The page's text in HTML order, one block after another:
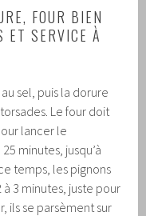
FOUR BIEN
ET SERVICE À
sel, puis la dorure
Le four doit
lancer le
minutes, jusqu’à
temps, les pignons
3 minutes, juste pour
ils se parsèment sur